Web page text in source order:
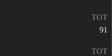
TOT
91
TOT